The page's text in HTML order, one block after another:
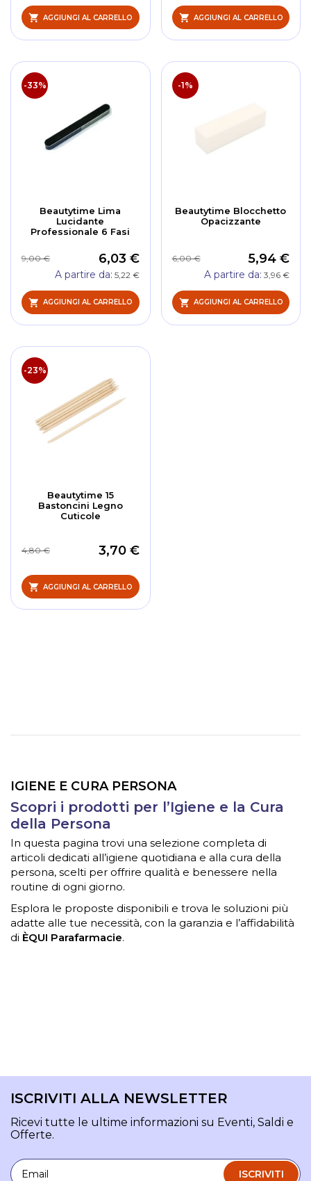
AGGIUNGI AL CARRELLO AGGIUNGI AL CARRELLO
-33%
Beautytime Lima
Lucidante
Professionale 6 Fasi
6,03 €
9,00 €
A partire da 5,22 €
AGGIUNGI AL CARRELLO
-1%
Beautytime Blocchetto
Opacizzante
5,94 €
6,00 €
A partire da 3,96 €
AGGIUNGI AL CARRELLO
-23%
Beautytime 15
Bastoncini Legno
Cuticole
3,70 €
4,80 €
AGGIUNGI AL CARRELLO
IGIENE E CURA PERSONA
Scopri i prodotti per l’Igiene e la Cura
della Persona
In questa pagina trovi una selezione completa di
articoli dedicati all’igiene quotidiana e alla cura della
persona, scelti per offrire qualità e benessere nella
routine di ogni giorno.
Esplora le proposte disponibili e trova le soluzioni più
adatte alle tue necessità, con la garanzia e l’affidabilità
di ÈQUI Parafarmacie.
ISCRIVITI ALLA NEWSLETTER
Ricevi tutte le ultime informazioni su Eventi, Saldi e
Offerte.
Email
ISCRIVITI